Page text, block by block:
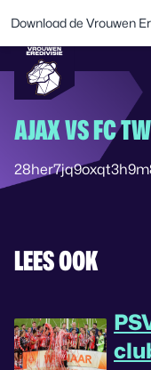
AJAX VS FC
LEES OOK
Download de Vrouwen